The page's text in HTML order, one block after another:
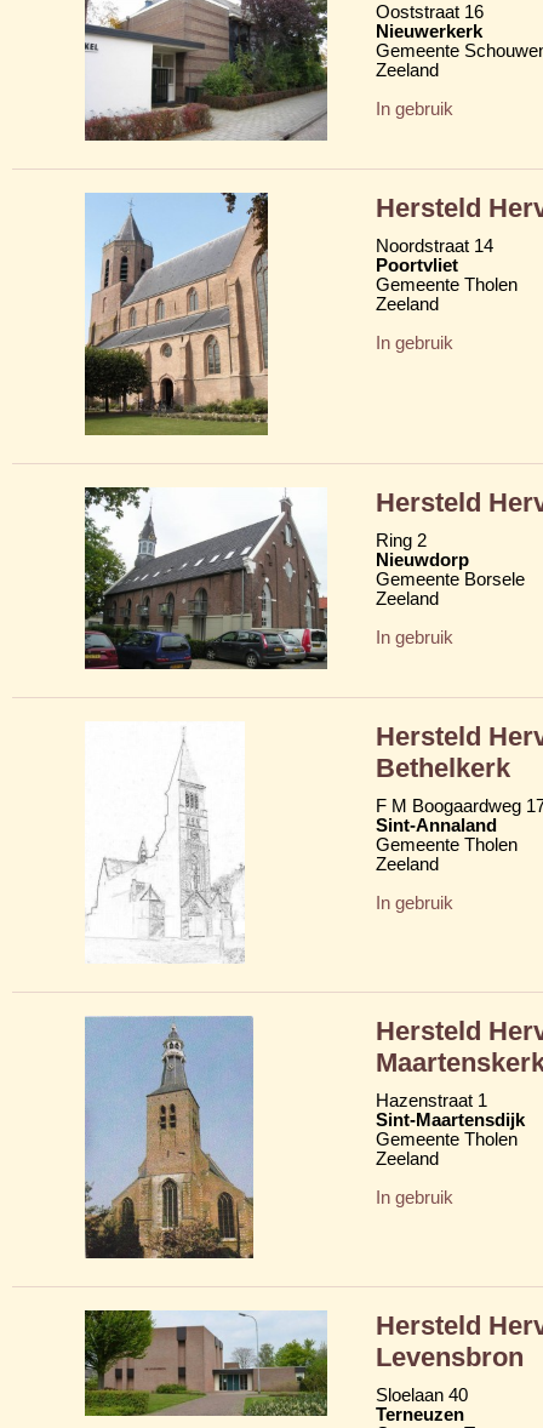
Ooststraat 16
Nieuwerkerk
Gemeente
Zeeland
In gebruik
Hersteld
Noordstraat 14
Poortvliet
Gemeente Tholen
Zeeland
In gebruik
Hersteld
Ring 2
Nieuwdorp
Gemeente Borsele
Zeeland
In gebruik
Hersteld
Bethelkerk
F M Boogaardweg
Sint-Annaland
Gemeente Tholen
Zeeland
In gebruik
Hersteld
Hazenstraat 1
Sint-Maartensdijk
Gemeente Tholen
Zeeland
In gebruik
Hersteld
Levensbron
Sloelaan 40
Terneuzen